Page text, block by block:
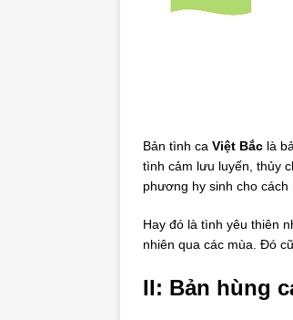
Bản tình ca Việt Bắc là
tình cảm lưu luyến, thủy
phương hy sinh cho cách
Hay đó là tình yêu thiên
nhiên qua các mùa. Đó
II: Bản hùng